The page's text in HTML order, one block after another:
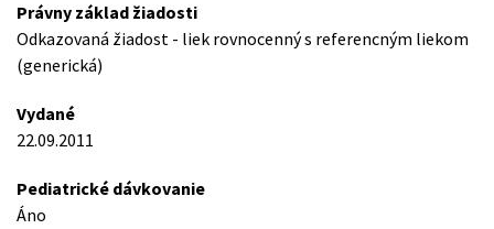
Právny základ žiadosti
Odkazovaná žiadost - liek rovnocenný s referencným liekom
(generická)
Vydané
22.09.2011
Pediatrické dávkovanie
Áno